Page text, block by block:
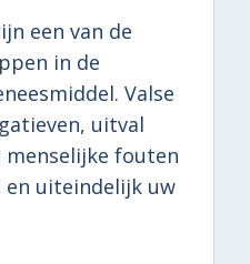
een van de
in de
Valse
uitval
fouten
en uiteindelijk uw